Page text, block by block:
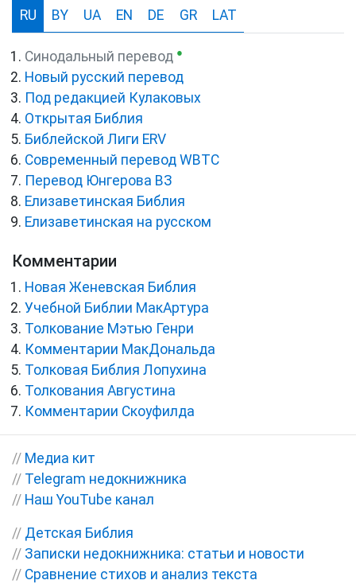
RU BY UA EN DE GR LAT
Синодальный перевод ●
Новый русский перевод
Под редакцией Кулаковых
Открытая Библия
Библейской Лиги ERV
Cовременный перевод WBTC
Перевод Юнгерова ВЗ
Елизаветинская Библия
Елизаветинская на русском
Комментарии
Новая Женевская Библия
Учебной Библии МакАртура
Толкование Мэтью Генри
Комментарии МакДональда
Толковая Библия Лопухина
Толкования Августина
Комментарии Скоуфилда
// Медиа кит
// Telegram недокнижника
// Наш YouTube канал
// Детская Библия
// Записки недокнижника: статьи и новости
// Сравнение стихов и анализ текста